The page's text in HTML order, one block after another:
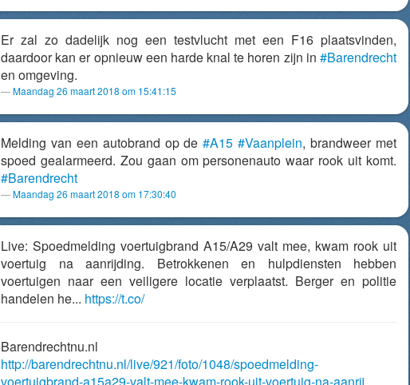
Er zal zo dadelijk nog een testvlucht met een F16 plaatsvinden,
daardoor kan er opnieuw een harde knal te horen zijn in #Barendrecht
en omgeving.
Maandag 26 maart 2018 om 15:41:15
Melding van een autobrand op de#A15 #Vaanplein, brandweer met
spoed gealarmeerd. Zou gaan om personenauto waar rook uit komt.
#Barendrecht
Maandag 26 maart 2018 om 17:30:40
Live: Spoedmelding voertuigbrand A15/A29 valt mee, kwam rook uit
voertuig na aanrijding. Betrokkenen en hulpdiensten hebben
voertuigen naar een veiligere locatie verplaatst. Berger en politie
handelen he... https://t.co/
Barendrechtnu.nl
http://barendrechtnu.nl/live/921/foto/1048/spoedmelding-